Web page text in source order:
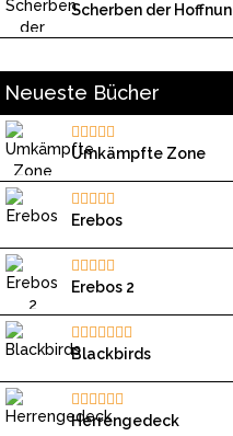
Scherben der
Neueste Bücher
Umkämpfte Zone
Erebos
Erebos 2
Blackbirds
Herrengedeck